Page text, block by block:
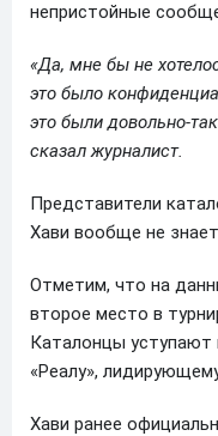
непристойные
«Да, мне бы не
это было
это были довольно-
сказал журналист.
Представители
Хави вообще не
Отметим, что на
второе место в
Каталонцы
«Реалу»,
Хави ранее